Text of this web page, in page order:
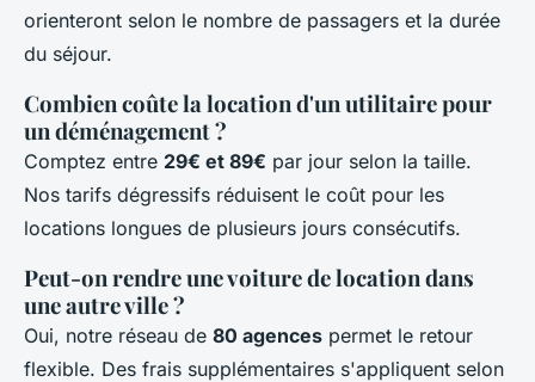
orienteront selon le nombre de passagers et la durée
du séjour.
Combien coûte la location d'un utilitaire pour
un déménagement ?
Comptez entre 29€ et 89€ par jour selon la taille.
Nos tarifs dégressifs réduisent le coût pour les
locations longues de plusieurs jours consécutifs.
Peut-on rendre une voiture de location dans
une autre ville ?
Oui, notre réseau de 80 agences permet le retour
flexible. Des frais supplémentaires s'appliquent selon